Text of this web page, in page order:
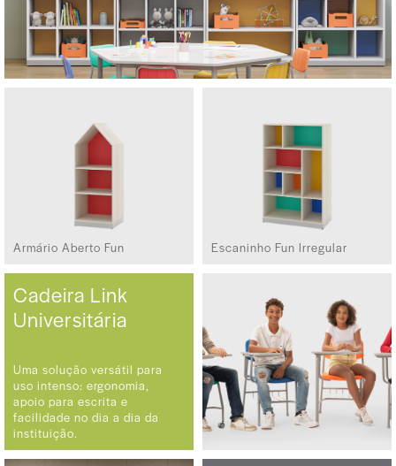
Armário Aberto Fun Escaninho Fun Irregular
Cadeira Link
Universitária
Uma solução versátil para
uso intenso: ergonomia,
apoio para escrita e
facilidade no dia a dia da
instituição.